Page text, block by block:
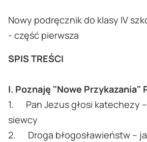
Nowy podręcznik do klasy IV
- część pierwsza
SPIS TREŚCI
I. Poznaję "Nowe Przykazania"
1. Pan Jezus głosi katechezy
siewcy
2. Droga błogosławieństw –